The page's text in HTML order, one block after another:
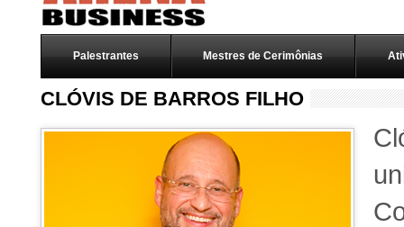
Palestrantes Mestres de Cerimônias
CLÓVIS DE BARROS FILHO